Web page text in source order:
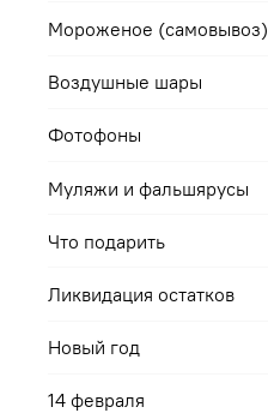
Мороженое (самовывоз)
Воздушные шары
Фотофоны
Муляжи и фальшярусы
Что подарить
Ликвидация остатков
Новый год
14 февраля